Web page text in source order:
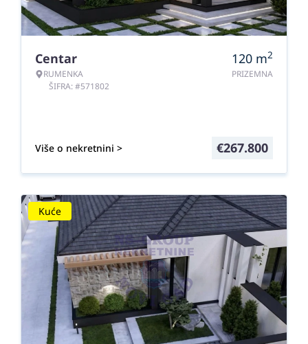
Centar
RUMENKA
ŠIFRA: #571802
120 m2
PRIZEMNA
Više o nekretnini > €267.800
Kuće